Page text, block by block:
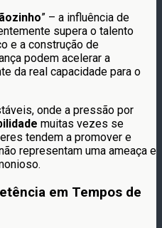
” – a influência de
supera o talento
e a construção de
podem acelerar a
da real capacidade para o
onde a pressão por
muitas vezes se
tendem a promover e
representam uma ameaça e
em Tempos de